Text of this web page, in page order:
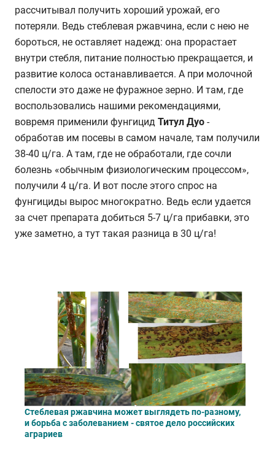
рассчитывал получить хороший урожай, его
потеряли. Ведь стеблевая ржавчина, если с нею не
бороться, не оставляет надежд: она прорастает
внутри стебля, питание полностью прекращается, и
развитие колоса останавливается. А при молочной
спелости это даже не фуражное зерно. И там, где
воспользовались нашими рекомендациями,
вовремя применили фунгицид Титул Дуо -
обработав им посевы в самом начале, там получили
38-40 ц/га. А там, где не обработали, где сочли
болезнь «обычным физиологическим процессом»,
получили 4 ц/га. И вот после этого спрос на
фунгициды вырос многократно. Ведь если удается
за счет препарата добиться 5-7 ц/га прибавки, это
уже заметно, а тут такая разница в 30 ц/га!
Стеблевая ржавчина может выглядеть по-разному,
и борьба с заболеванием - святое дело российских
аграриев